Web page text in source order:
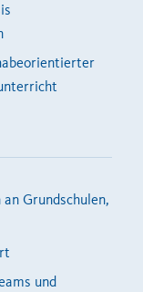
Grundschulen,
und